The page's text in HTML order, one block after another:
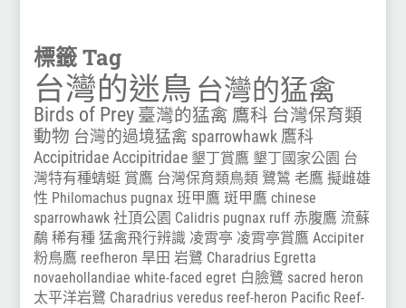
標籤 Tag
台灣的迷鳥 台灣的猛禽
Birds of Prey 臺灣的猛禽 鷹科 台灣保育類
動物 台灣的過境猛禽 sparrowhawk 鷹科
Accipitridae Accipitridae 墾丁賞鷹 墾丁國家公園 台
灣特有種蜻蜓 賞鷹 台灣保育類鳥類 鷺鷥 老鷹 擬雌雄
性 Philomachus pugnax 班甲鷹 斑甲鷹 chinese
sparrowhawk 社頂公園 Calidris pugnax ruff 赤腹鷹 流蘇
鷸 稀有種 猛禽飛行辨識 凌霄亭 凌霄亭賞鷹 Accipiter
粉鳥鷹 reefheron 旱田 岩鷺 Charadrius Egretta
novaehollandiae white-faced egret 白臉鷺 sacred heron
太平洋岩鷺 Charadrius veredus reef-heron Pacific Reef-